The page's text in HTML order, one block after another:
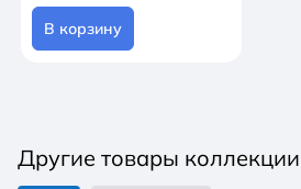
В корзину
Другие товары